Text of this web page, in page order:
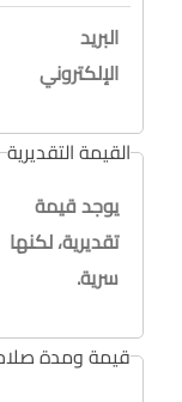
البريد
الإلكتروني
القيمة التقديرية
يوجد قيمة
تقديرية، لكنها
سرية.
قيمة ومدة